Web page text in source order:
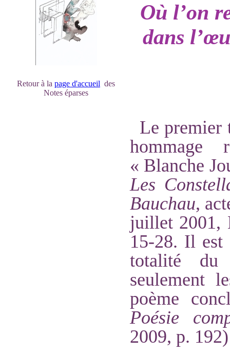
Où l’on
dans
Retour à la page d'accueil des
Notes éparses
Le premier
hommage
« Blanche
Les
Bauchau,
juillet 2001,
15-28. Il est
totalité
seulement
poème
Poésie
2009, p.